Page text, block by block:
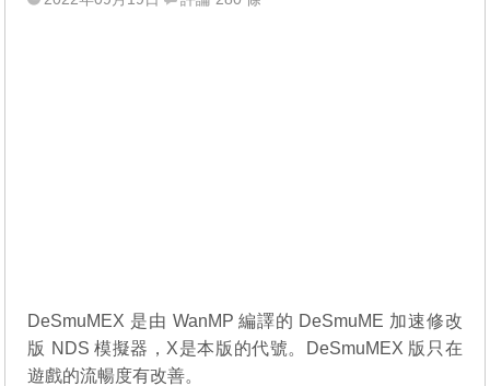
DeSmuMEX 是由 WanMP 編譯的 DeSmuME 加速修改
版 NDS 模擬器，X是本版的代號。DeSmuMEX 版只在
遊戲的流暢度有改善。